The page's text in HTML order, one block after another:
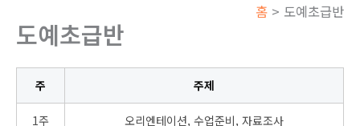
홈 도예초급반
도예초급반
주 주제
1주 오리엔테이션, 수업준비, 자료조사